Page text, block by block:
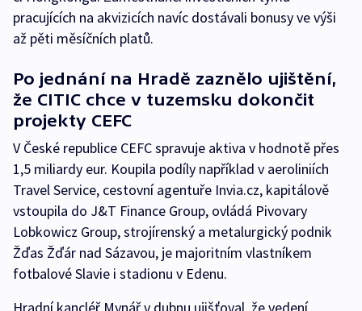
pracujících na akvizicích navíc dostávali bonusy ve výši
až pěti měsíčních platů.
Po jednání na Hradě zaznělo ujištění,
že CITIC chce v tuzemsku dokončit
projekty CEFC
V České republice CEFC spravuje aktiva v hodnotě přes
1,5 miliardy eur. Koupila podíly například v aeroliniích
Travel Service, cestovní agentuře Invia.cz, kapitálově
vstoupila do J&T Finance Group, ovládá Pivovary
Lobkowicz Group, strojírenský a metalurgický podnik
Žďas Žďár nad Sázavou, je majoritním vlastníkem
fotbalové Slavie i stadionu v Edenu.